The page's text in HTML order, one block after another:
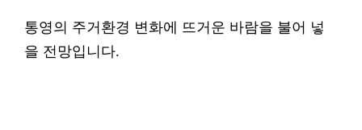
통영의 주거환경 변화에 뜨거운 바람을 불어 넣
을 전망입니다.